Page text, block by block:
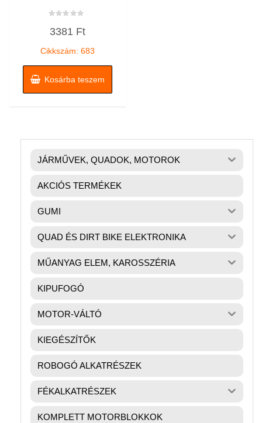
0
3381 Ft
Cikkszám: 683
Kosárba teszem
JÁRMŰVEK, QUADOK, MOTOROK
AKCIÓS TERMÉKEK
GUMI
QUAD ÉS DIRT BIKE ELEKTRONIKA
MŰANYAG ELEM, KAROSSZÉRIA
KIPUFOGÓ
MOTOR-VÁLTÓ
KIEGÉSZÍTŐK
ROBOGÓ ALKATRÉSZEK
FÉKALKATRÉSZEK
KOMPLETT MOTORBLOKKOK